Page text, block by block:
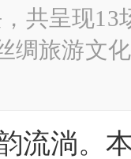
共呈现13
绸旅游文
流淌。